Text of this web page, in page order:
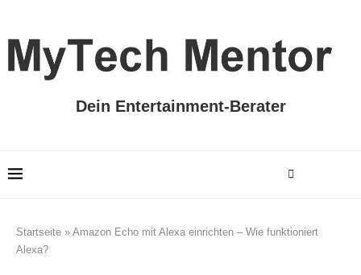
Dein Entertainment-Berater
Startseite » Amazon Echo mit Alexa einrichten – Wie funktioniert
Alexa?